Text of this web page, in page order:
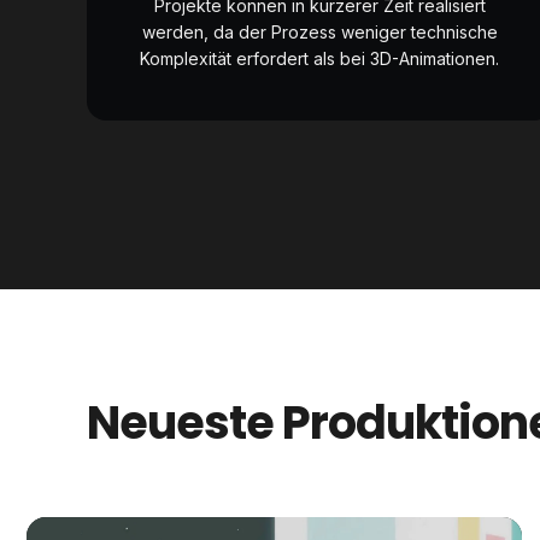
Projekte können in kürzerer Zeit realisiert
werden, da der Prozess weniger technische
Komplexität erfordert als bei 3D-Animationen.
Neueste